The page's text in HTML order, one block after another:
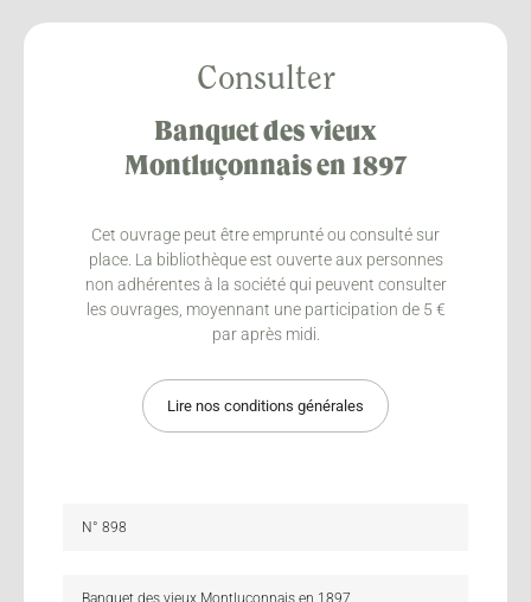
Consulter
Banquet des vieux
Montluçonnais en 1897
Cet ouvrage peut être emprunté ou consulté sur
place. La bibliothèque est ouverte aux personnes
non adhérentes à la société qui peuvent consulter
les ouvrages, moyennant une participation de 5 €
par après midi.
Lire nos conditions générales